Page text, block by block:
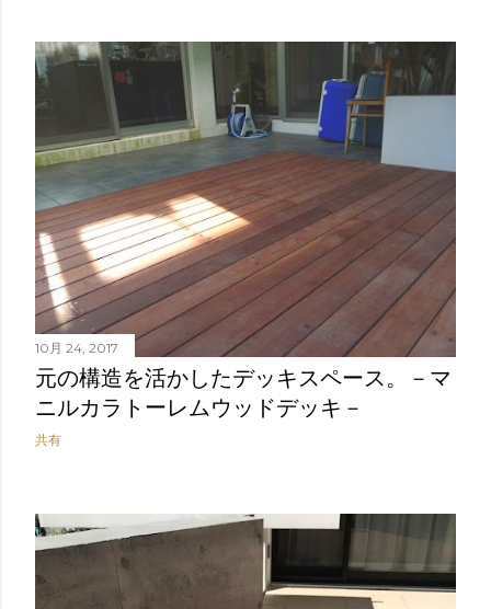
10月 24, 2017
元の構造を活かしたデッキスペース。－マ
ニルカラトーレムウッドデッキ－
共有